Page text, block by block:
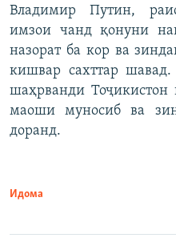
Владимир Путин,
имзои чанд қонуни
назорат ба кор ва
кишвар сахттар
шаҳрванди
маоши муносиб ва
доранд.
Идома